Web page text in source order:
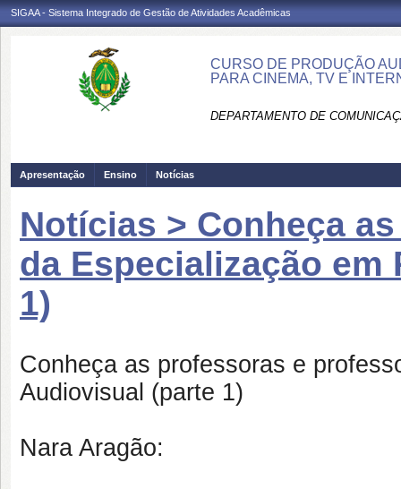
SIGAA - Sistema Integrado de Gestão de Atividades Acadêmicas
CURSO DE PRODUÇÃO
PARA CINEMA, TV E
DEPARTAMENTO DE
Apresentação Ensino Notícias
Notícias > Conheça
da Especialização
1)
Conheça as professoras e
Audiovisual (parte 1)
Nara Aragão: